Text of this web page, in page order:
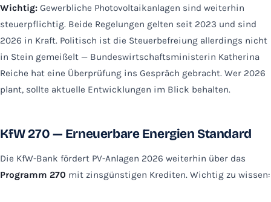
Wichtig: Gewerbliche Photovoltaikanlagen sind weiterhin
steuerpflichtig. Beide Regelungen gelten seit 2023 und sind
2026 in Kraft. Politisch ist die Steuerbefreiung allerdings nicht
in Stein gemeißelt — Bundeswirtschaftsministerin Katherina
Reiche hat eine Überprüfung ins Gespräch gebracht. Wer 2026
plant, sollte aktuelle Entwicklungen im Blick behalten.
KfW 270 — Erneuerbare Energien Standard
Die KfW-Bank fördert PV-Anlagen 2026 weiterhin über das
Programm 270 mit zinsgünstigen Krediten. Wichtig zu wissen: